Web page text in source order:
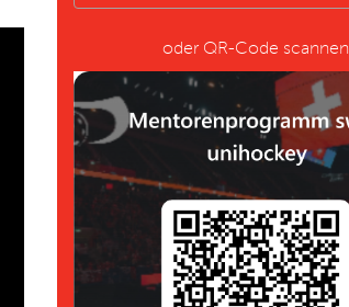
oder QR-Code scannen